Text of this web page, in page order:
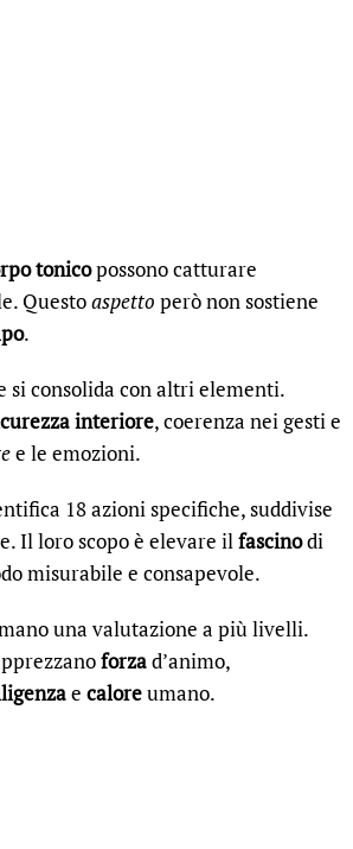
tonicopossono catturare
Questoaspetto però non sostiene
.
si consolida con altri elementi.
interiore, coerenza nei gesti e
e le emozioni.
18 azioni specifiche, suddivise
Il loro scopo è elevare ilfascinodi
misurabile e consapevole.
una valutazione a più livelli.
forzad’animo,
e caloreumano.